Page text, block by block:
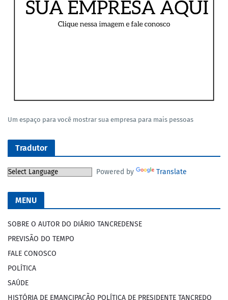
Um espaço para você mostrar sua empresa para mais pessoas
Tradutor
Powered by Translate
MENU
SOBRE O AUTOR DO DIÁRIO TANCREDENSE
PREVISÃO DO TEMPO
FALE CONOSCO
POLÍTICA
SAÚDE
HISTÓRIA DE EMANCIPAÇÃO POLÍTICA DE PRESIDENTE TANCREDO